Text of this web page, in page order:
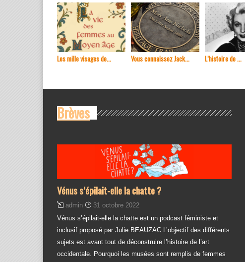
Les mille visages de... Vous connaissez Jack... L’histoire de ...
Brèves
Vénus s’épilait-elle la chatte ?
admin
31 octobre 2022
Vénus s’épilait-elle la chatte est un podcast féministe et
inclusif proposé par Julie BEAUZAC.L’objectif des différents
sujets est avant tout de déconstruire l’histoire de l’art
occidentale. Pourquoi les musées sont remplis de femmes